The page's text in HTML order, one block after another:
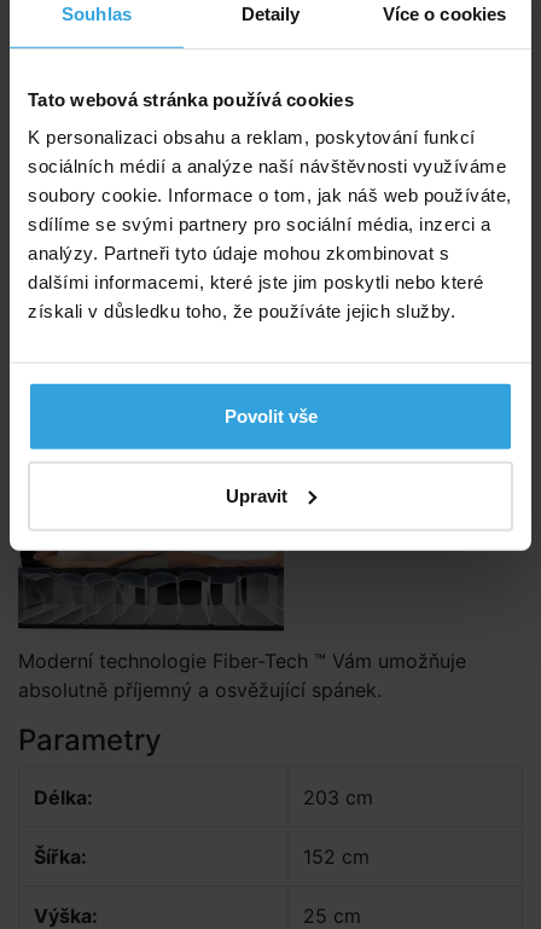
Souhlas Detaily Více o cookies
Tato webová stránka používá cookies
K personalizaci obsahu a reklam, poskytování funkcí
sociálních médií a analýze naší návštěvnosti využíváme
soubory cookie. Informace o tom, jak náš web používáte,
sdílíme se svými partnery pro sociální média, inzerci a
analýzy. Partneři tyto údaje mohou zkombinovat s
dalšími informacemi, které jste jim poskytli nebo které
získali v důsledku toho, že používáte jejich služby.
Povolit vše
Upravit
z tisíců vysoce pevných polyesterových vláken.
Odolnost a pohodlí
I-Beam se vysoce pevná polyesterová vlákna Fiber-
Tech ™ neroztahují. To vede k úžasné odolnosti a
vylepšenému, dlouhotrvajícímu pohodlí.
Moderní technologie Fiber-Tech ™ Vám umožňuje
absolutně příjemný a osvěžující spánek.
Parametry
Délka: 203 cm
Šířka: 152 cm
Výška: 25 cm